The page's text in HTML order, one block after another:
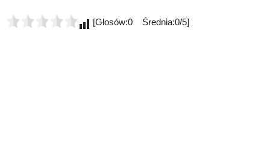
[Głosów:0 Średnia:0/5]